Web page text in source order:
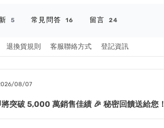
退換貨規則 客服聯絡方式 登記資訊
5 常見問答 16 留言 24
08/07
突破 5,000 萬銷售佳績 🎉 秘密回饋送給您！